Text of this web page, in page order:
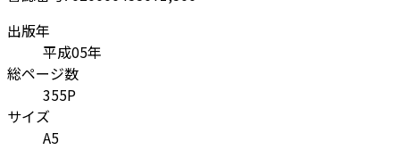
出版年
平成05年
総ページ数
355P
サイズ
A5